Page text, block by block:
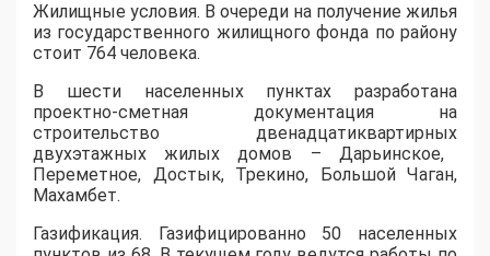
Жилищные условия. В очереди на получение жилья
из государственного жилищного фонда по району
стоит 764 человека.
В
шестинаселенных пунктах разработана
проектно-сметная документация на
строительство двенадцатиквартирных
двухэтажных жилых домов – Дарьинское,
Переметное, Достык, Трекино, Большой Чаган,
Махамбет.
Газификация. Газифицированно 50 населенных